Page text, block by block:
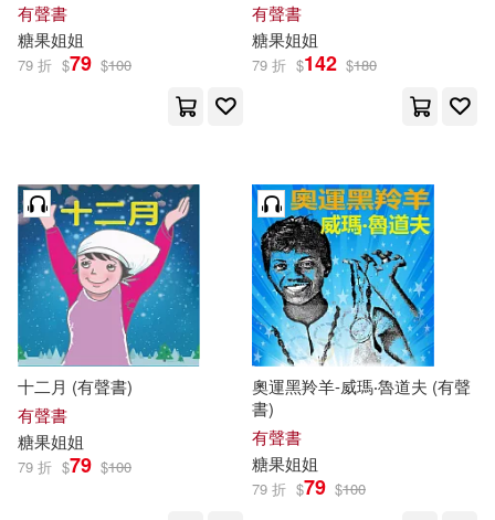
有聲書
糖果姐姐
79 折 $79 $100
有聲書
糖果姐姐
79 折 $142 $180
十二月 (有聲書)
有聲書
糖果姐姐
79 折 $79 $100
奧運黑羚羊-威瑪‧魯道夫 (有聲
書)
有聲書
糖果姐姐
79 折 $79 $100